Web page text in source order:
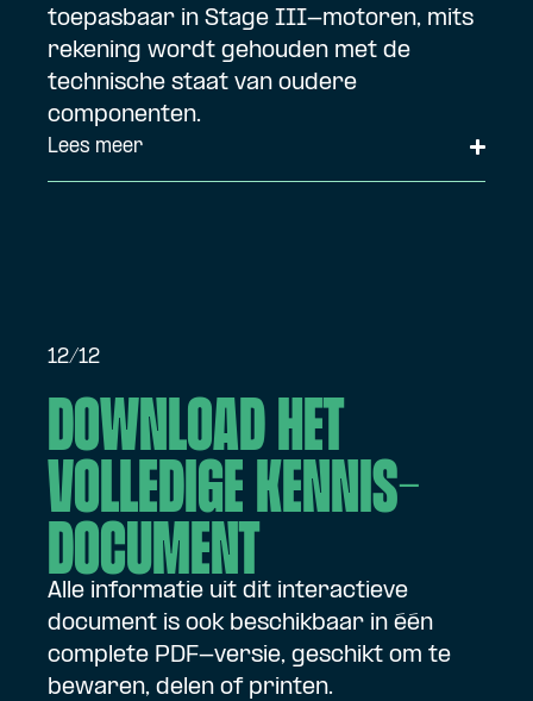
toepasbaar in Stage III-motoren, mits
rekening wordt gehouden met de
technische staat van oudere
componenten.
Lees meer
12/12
Download het
volledige kennis­
document
Alle informatie uit dit interactieve
document is ook beschikbaar in één
complete PDF-versie, geschikt om te
bewaren, delen of printen.